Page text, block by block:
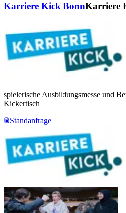
Karriere Kick BonnKarriere
spielerische Ausbildungsmesse und
Kickertisch
Standanfrage